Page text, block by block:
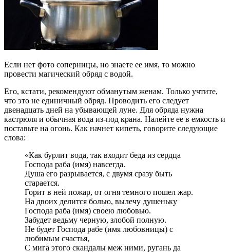
Если нет фото соперницы, но знаете ее имя, то можно
провести магический обряд с водой.
Его, кстати, рекомендуют обманутым женам. Только учтите,
что это не единичный обряд. Проводить его следует
двенадцать дней на убывающей луне. Для обряда нужна
кастрюля и обычная вода из-под крана. Налейте ее в емкость и
поставьте на огонь. Как начнет кипеть, говорите следующие
слова:
«Как бурлит вода, так входит беда из сердца
Господа раба (имя) навсегда.
Душа его разрывается, с двумя сразу быть
старается.
Горит в ней пожар, от огня темного пошел жар.
На двоих делится болью, вылечу душеньку
Господа раба (имя) своею любовью.
Забудет ведьму черную, злобой полную.
Не будет Господа рабе (имя любовницы) с
любимым счастья,
С мига этого скандалы меж ними, ругань да